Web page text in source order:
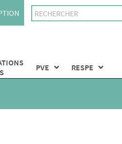
PVE RESPE